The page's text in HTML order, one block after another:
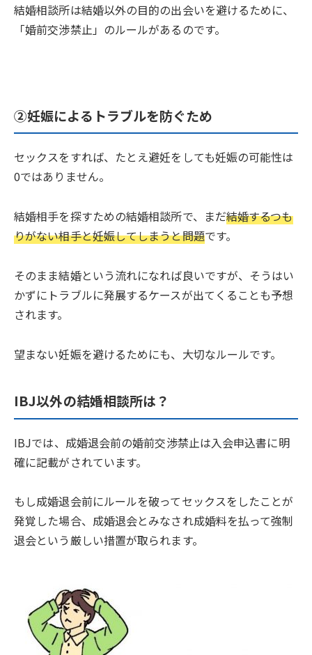
結婚相談所は結婚以外の目的の出会いを避けるために、
「婚前交渉禁止」のルールがあるのです。
②妊娠によるトラブルを防ぐため
セックスをすれば、たとえ避妊をしても妊娠の可能性は
0ではありません。
結婚相手を探すための結婚相談所で、まだ結婚するつも
りがない相手と妊娠してしまうと問題です。
そのまま結婚という流れになれば良いですが、そうはい
かずにトラブルに発展するケースが出てくることも予想
されます。
望まない妊娠を避けるためにも、大切なルールです。
IBJ以外の結婚相談所は？
IBJでは、成婚退会前の婚前交渉禁止は入会申込書に明
確に記載がされています。
もし成婚退会前にルールを破ってセックスをしたことが
発覚した場合、成婚退会とみなされ成婚料を払って強制
退会という厳しい措置が取られます。